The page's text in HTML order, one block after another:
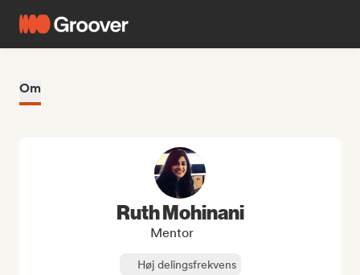
Om
Ruth Mohinani
Mentor
Høj delingsfrekvens